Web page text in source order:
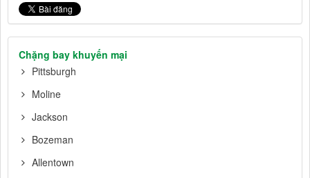
Chặng bay khuyến mại
Pittsburgh
Moline
Jackson
Bozeman
Allentown